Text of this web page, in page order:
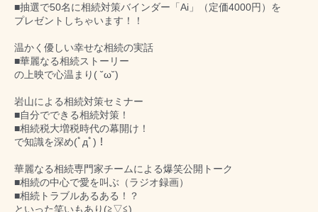
■抽選で50名に相続対策バインダー「Ai」（定価4000円）を
プレゼントしちゃいます！！
温かく優しい幸せな相続の実話
■華麗なる相続ストーリー
の上映で心温まり( ˘ω˘)
岩山による相続対策セミナー
■自分でできる相続対策！
■相続税大増税時代の幕開け！
で知識を深め(ﾟдﾟ)！
華麗なる相続専門家チームによる爆笑公開トーク
■相続の中心で愛を叫ぶ（ラジオ録画）
■相続トラブルあるある！？
といった笑いもあり(≧▽≦)